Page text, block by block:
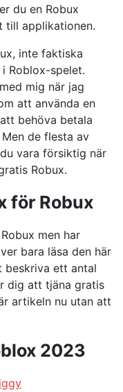
du en Robux
till applikationen.
inte faktiska
Roblox-spelet.
mig när jag
att använda en
behöva betala
de flesta av
vara försiktig när
Robux.
för Robux
men har
bara läsa den här
beskriva ett antal
dig att tjäna gratis
artikeln nu utan att
2023